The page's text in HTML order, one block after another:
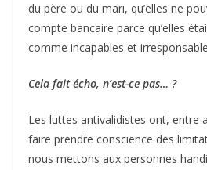
du père ou du mari, qu’elles ne
compte bancaire parce qu’elles
comme incapables et
Cela fait écho, n’est-ce pas… ?
Les luttes antivalidistes ont, entre
faire prendre conscience des
nous mettons aux personnes